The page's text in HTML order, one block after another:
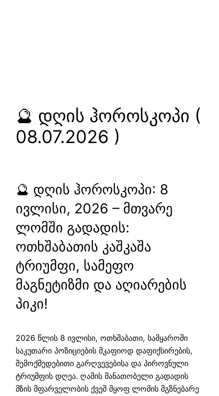
🔮 დღის ჰოროსკოპი (
08.07.2026 )
🔮 დღის ჰოროსკოპი: 8
ივლისი, 2026 – მთვარე
ლომში გადადის:
ოთხშაბათის კაშკაშა
ტრიუმფი, სამეფო
მაგნეტიზმი და აღიარების
პიკი!
2026 წლის 8 ივლისი, ოთხშაბათი, სამყაროში
საკუთარი პოზიციების მკაფიოდ დაფიქსირების,
შემოქმედებითი გარღვევებისა და პიროვნული
ტრიუმფის დღეა. ღამის მანათობელი გადადის
მზის მფარველობის ქვეშ მყოფ ლომის მგზნებარე